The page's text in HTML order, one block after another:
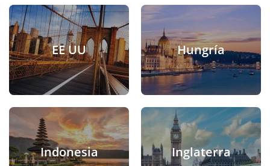
EE UU Hungría
Indonesia Inglaterra